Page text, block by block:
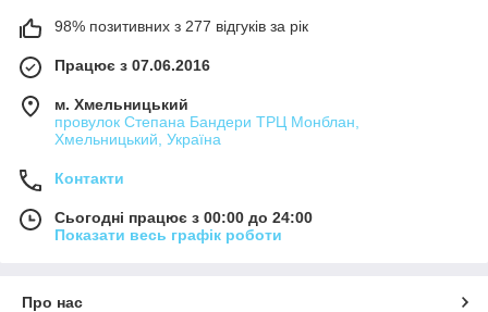
98% позитивних з 277 відгуків за рік
Працює з 07.06.2016
м. Хмельницький
провулок Степана Бандери ТРЦ Монблан,
Хмельницький, Україна
Контакти
Сьогодні працює з 00:00 до 24:00
Показати весь графік роботи
Про нас